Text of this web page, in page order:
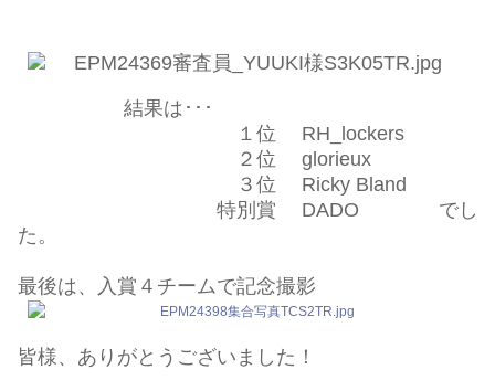
結果は･･･
１位 RH_lockers
２位 glorieux
３位 Ricky Bland
特別賞 DADO でし
た。
最後は、入賞４チームで記念撮影
皆様、ありがとうございました！